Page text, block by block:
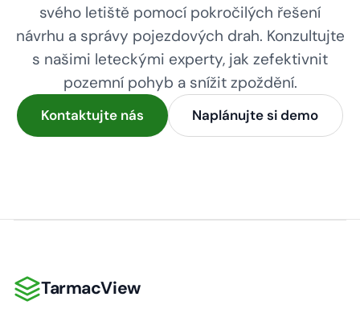
svého letiště pomocí pokročilých řešení
návrhu a správy pojezdových drah. Konzultujte
s našimi leteckými experty, jak zefektivnit
pozemní pohyb a snížit zpoždění.
Kontaktujte nás Naplánujte si demo
TarmacView
TarmacView